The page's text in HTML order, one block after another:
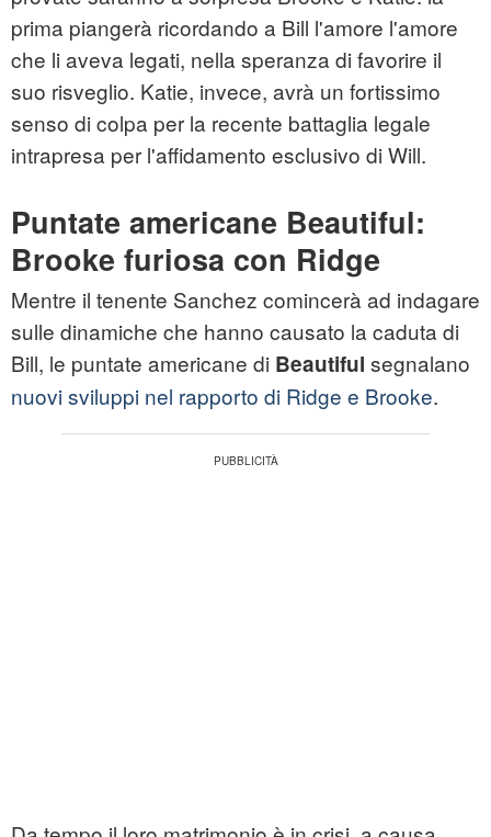
prima piangerà ricordando a Bill l'amore l'amore
che li aveva legati, nella speranza di favorire il
suo risveglio. Katie, invece, avrà un fortissimo
senso di colpa per la recente battaglia legale
intrapresa per l'affidamento esclusivo di Will.
Puntate americane Beautiful:
Brooke furiosa con Ridge
Mentre il tenente Sanchez comincerà ad indagare
sulle dinamiche che hanno causato la caduta di
Bill, le puntate americane di Beautiful segnalano
nuovi sviluppi nel rapporto di Ridge e Brooke.